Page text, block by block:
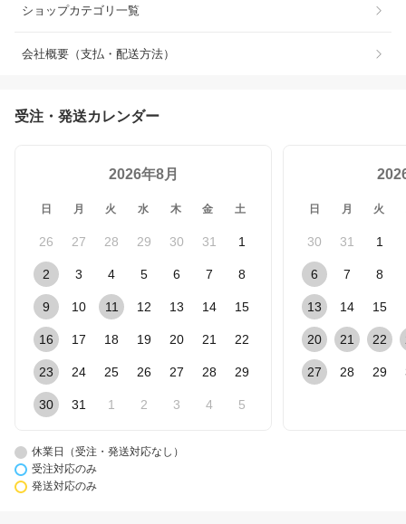
ショップカテゴリ一覧
会社概要（支払・配送方法）
受注・発送カレンダー
2026年8月
日 月 火 水 木 金 土
26 27 28 29 30 31 1
2 3 4 5 6 7 8
9 10 11 12 13 14 15
16 17 18 19 20 21 22
23 24 25 26 27 28 29
30 31 1 2 3 4 5
日 月 火
30 31 1
6 7 8
13 14 15
20 21 22
27 28 29
休業日（受注・発送対応なし）
受注対応のみ
発送対応のみ